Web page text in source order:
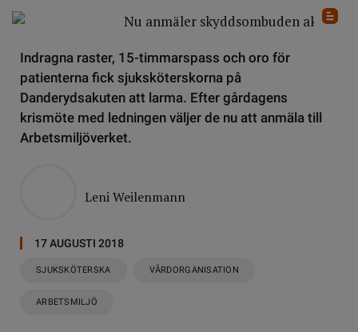
Indragna raster, 15-timmarspass och oro för
patienterna fick sjuksköterskorna på
Danderydsakuten att larma. Efter gårdagens
krismöte med ledningen väljer de nu att anmäla till
Arbetsmiljöverket.
Leni Weilenmann
17 AUGUSTI 2018
SJUKSKÖTERSKA VÅRDORGANISATION
ARBETSMILJÖ